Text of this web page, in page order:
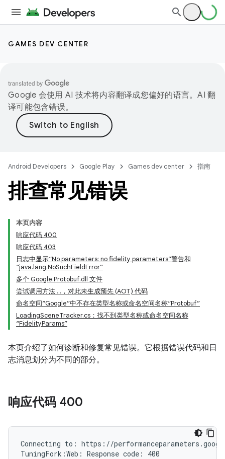
GAMES DEV CENTER
Google 会使用 AI 技术将内容翻译成您偏好的语言。AI 翻
译可能包含错误。
Android Developers Google Play Games dev center 指南
排查常见错误
本页内容
响应代码 400
响应代码 403
日志中显示“No parameters: no fidelity parameters”警告和
“java.lang.NoSuchFieldError”
多个 Google.Protobuf.dll 文件
尝试调用方法 …，对此未生成预先 (AOT) 代码
命名空间“Google”中不存在类型名称或命名空间名称“Protobuf”
LoadingSceneTracker.cs：找不到类型名称或命名空间名称
“FidelityParams”
本页介绍了如何诊断和修复常见错误。它根据错误代码和日
志消息划分为不同的部分。
响应代码 400
Connecting to: https://
TuningFork:Web: Response code: 400